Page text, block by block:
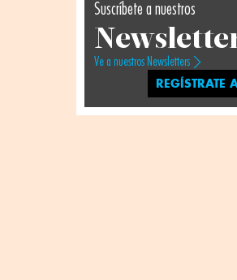
Suscríbete a nuestros
Ve a nuestros Newsletters
REGÍSTRATE